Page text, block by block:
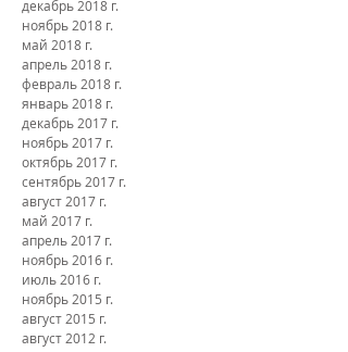
март 2019 г.
январь 2019 г.
декабрь 2018 г.
ноябрь 2018 г.
май 2018 г.
апрель 2018 г.
февраль 2018 г.
январь 2018 г.
декабрь 2017 г.
ноябрь 2017 г.
октябрь 2017 г.
сентябрь 2017 г.
август 2017 г.
май 2017 г.
апрель 2017 г.
ноябрь 2016 г.
июль 2016 г.
ноябрь 2015 г.